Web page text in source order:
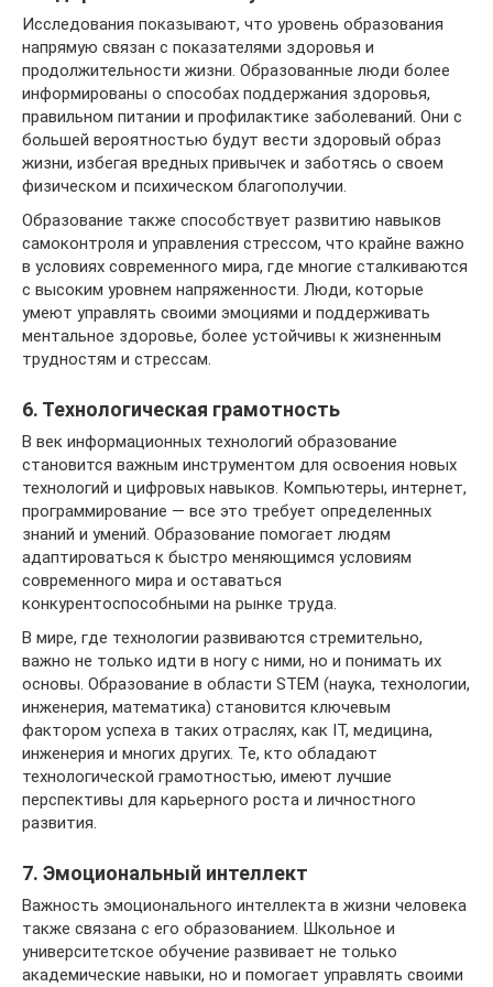
Исследования показывают, что уровень образования
напрямую связан с показателями здоровья и
продолжительности жизни. Образованные люди более
информированы о способах поддержания здоровья,
правильном питании и профилактике заболеваний. Они с
большей вероятностью будут вести здоровый образ
жизни, избегая вредных привычек и заботясь о своем
физическом и психическом благополучии.
Образование также способствует развитию навыков
самоконтроля и управления стрессом, что крайне важно
в условиях современного мира, где многие сталкиваются
с высоким уровнем напряженности. Люди, которые
умеют управлять своими эмоциями и поддерживать
ментальное здоровье, более устойчивы к жизненным
трудностям и стрессам.
6. Технологическая грамотность
В век информационных технологий образование
становится важным инструментом для освоения новых
технологий и цифровых навыков. Компьютеры, интернет,
программирование — все это требует определенных
знаний и умений. Образование помогает людям
адаптироваться к быстро меняющимся условиям
современного мира и оставаться
конкурентоспособными на рынке труда.
В мире, где технологии развиваются стремительно,
важно не только идти в ногу с ними, но и понимать их
основы. Образование в области STEM (наука, технологии,
инженерия, математика) становится ключевым
фактором успеха в таких отраслях, как IT, медицина,
инженерия и многих других. Те, кто обладают
технологической грамотностью, имеют лучшие
перспективы для карьерного роста и личностного
развития.
7. Эмоциональный интеллект
Важность эмоционального интеллекта в жизни человека
также связана с его образованием. Школьное и
университетское обучение развивает не только
академические навыки, но и помогает управлять своими